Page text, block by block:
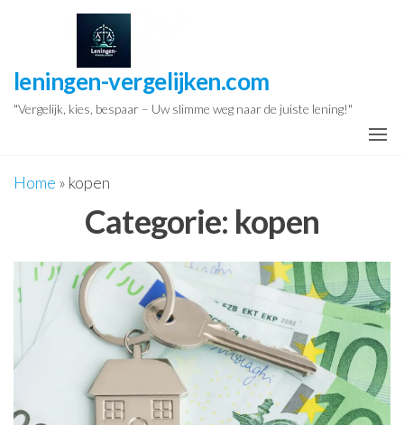
inhoud
leningen-vergelijken.com
"Vergelijk, kies, bespaar – Uw slimme weg naar de juiste lening!"
Home » kopen
Categorie: kopen